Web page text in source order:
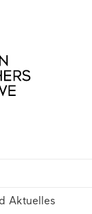
Aktuelles